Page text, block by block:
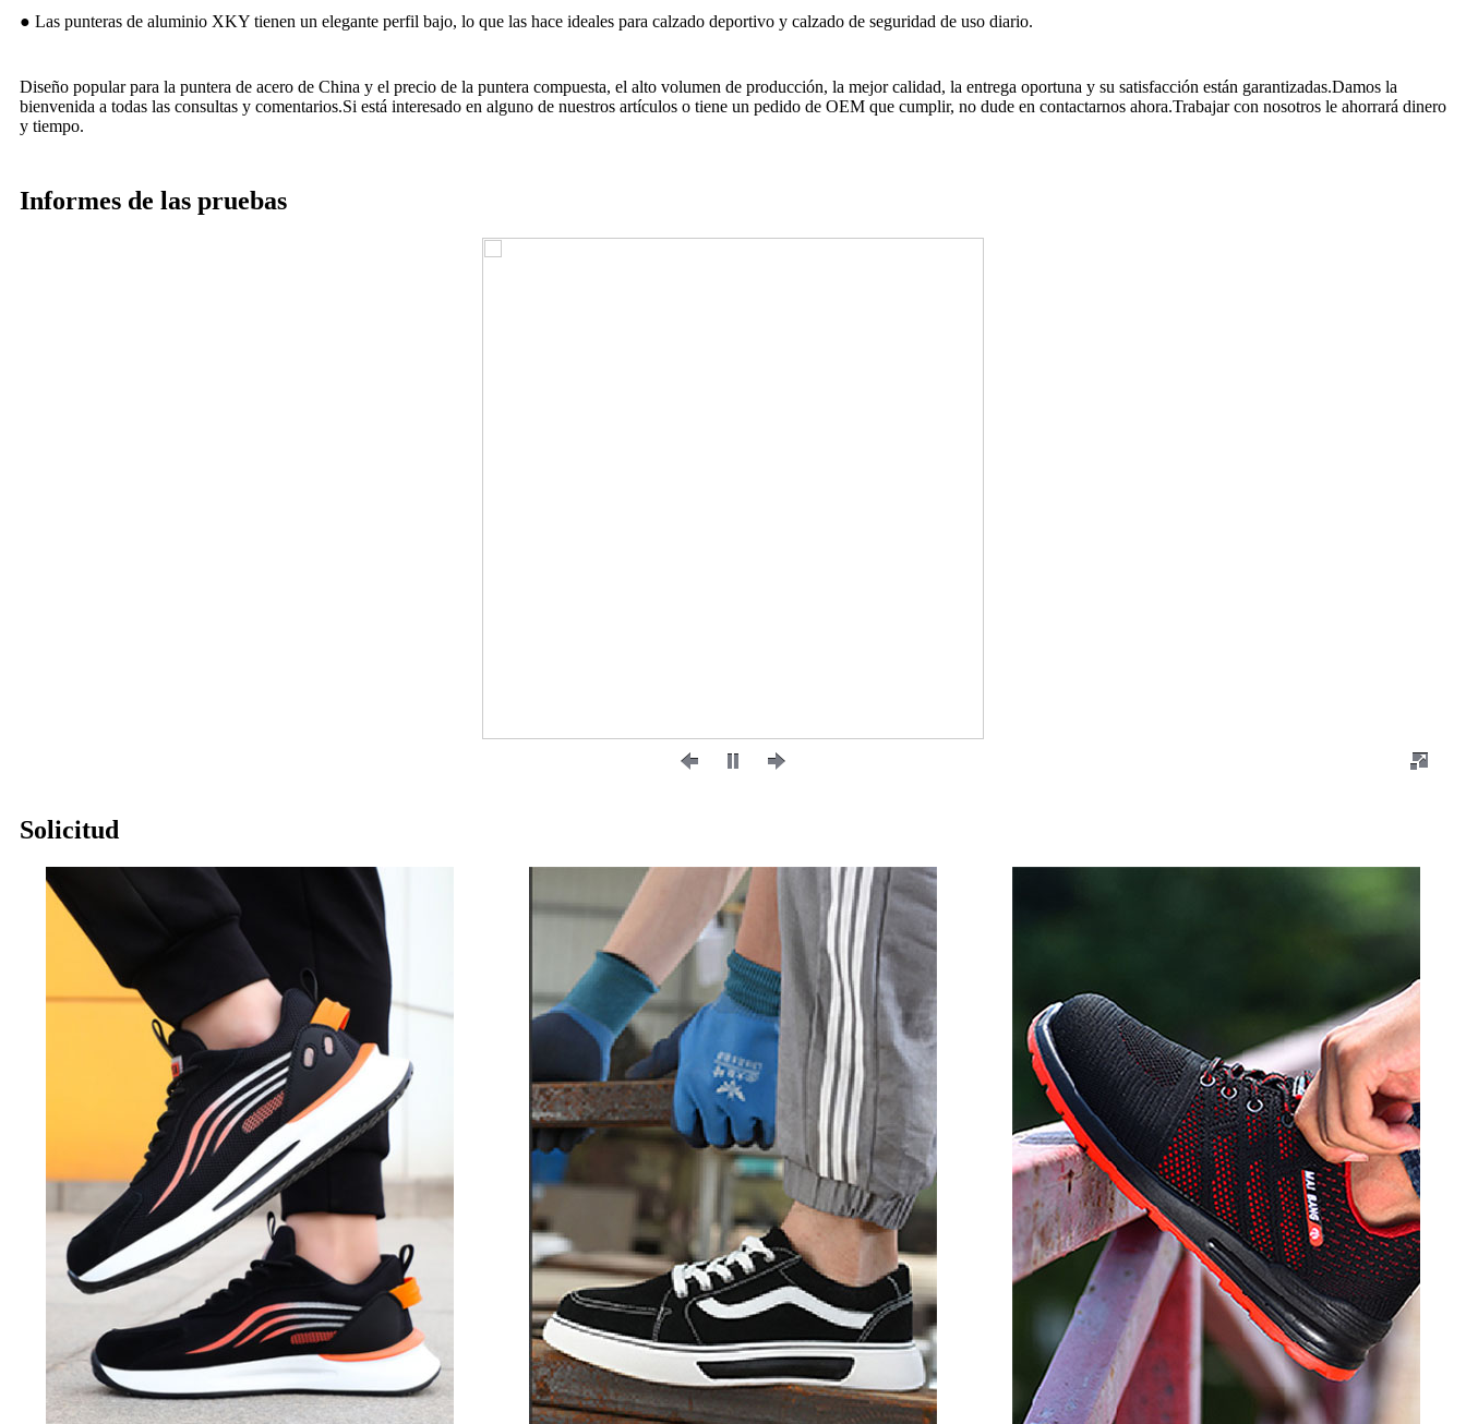
● Las punteras de aluminio XKY tienen un elegante perfil bajo, lo que las hace ideales para calzado deportivo y calzado de seguridad de uso diario.
Diseño popular para la puntera de acero de China y el precio de la puntera compuesta, el alto volumen de producción, la mejor calidad, la entrega oportuna y su satisfacción están garantizadas.Damos la
bienvenida a todas las consultas y comentarios.Si está interesado en alguno de nuestros artículos o tiene un pedido de OEM que cumplir, no dude en contactarnos ahora.Trabajar con nosotros le ahorrará dinero
y tiempo.
Informes de las pruebas
Solicitud